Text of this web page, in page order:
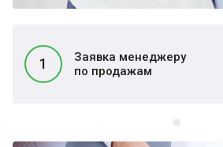
1
Заявка менеджеру
по продажам